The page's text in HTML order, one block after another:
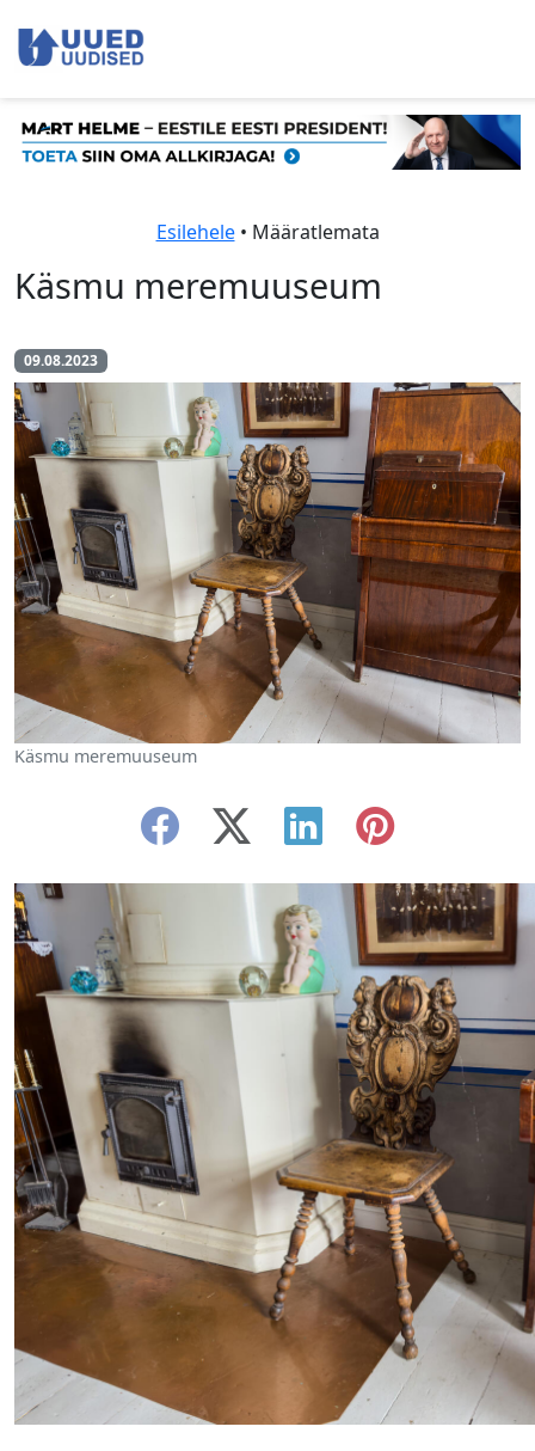
Esilehele• Määratlemata
Käsmu meremuuseum
09.08.2023
Käsmu meremuuseum